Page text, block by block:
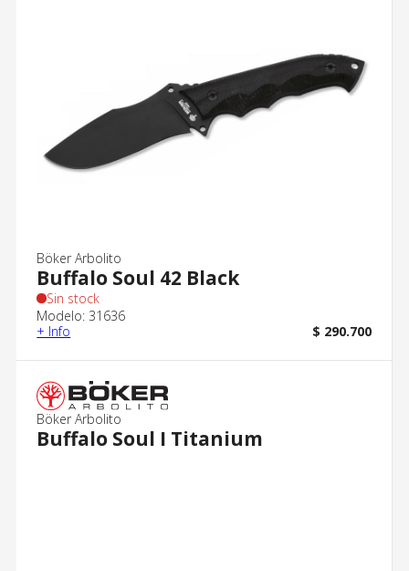
Böker Arbolito
Buffalo Soul 42 Black
Sin stock
Modelo: 31636
+ Info
$ 290.700
Böker Arbolito
Buffalo Soul I Titanium